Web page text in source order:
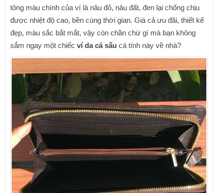
tông màu chính của ví là nâu đỏ, nâu đất, đen lại chống chịu
được nhiệt độ cao, bền cùng thời gian. Giá cả ưu đãi, thiết kế
đẹp, màu sắc bắt mắt, vậy còn chần chừ gì mà bạn không
sắm ngay một chiếc ví da cá sấu cá tính này về nhà?